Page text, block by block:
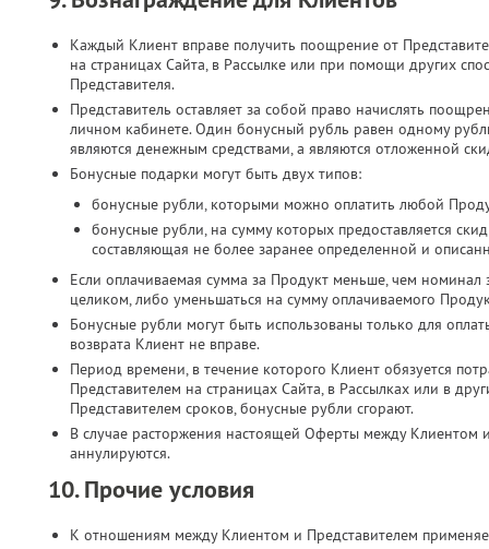
Каждый Клиент вправе получить поощрение от
на страницах Сайта, в Рассылке или при помощи других
Представителя.
Представитель оставляет за собой право начислять
личном кабинете. Один бонусный рубль равен одному
являются денежным средствами, а являются отложенной
Бонусные подарки могут быть двух типов:
бонусные рубли, которыми можно оплатить любой
бонусные рубли, на сумму которых предоставляется
составляющая не более заранее определенной и
Если оплачиваемая сумма за Продукт меньше, чем
целиком, либо уменьшаться на сумму оплачиваемого
Бонусные рубли могут быть использованы только для
возврата Клиент не вправе.
Период времени, в течение которого Клиент обязуется
Представителем на страницах Сайта, в Рассылках или в
Представителем сроков, бонусные рубли сгорают.
В случае расторжения настоящей Оферты между Клиентом
аннулируются.
10. Прочие условия
К отношениям между Клиентом и Представителем